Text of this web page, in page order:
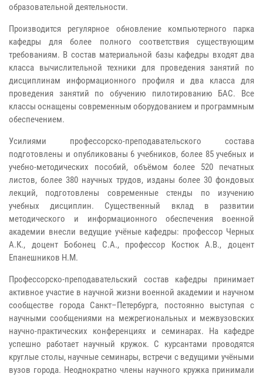
образовательной деятельности.
Производится регулярное обновление компьютерного парка
кафедры для более полного соответствия существующим
требованиям. В состав материальной базы кафедры входят два
класса вычислительной техники для проведения занятий по
дисциплинам информационного профиля и два класса для
проведения занятий по обучению пилотированию БАС. Все
классы оснащены современным оборудованием и программным
обеспечением.
Усилиями профессорско-преподавательского состава
подготовлены и опубликованы 6 учебников, более 85 учебных и
учебно-методических пособий, объёмом более 520 печатных
листов, более 380 научных трудов, изданы более 30 фондовых
лекций, подготовлены современные стенды по изучению
учебных дисциплин. Существенный вклад в развитии
методического и информационного обеспечения военной
академии внесли ведущие учёные кафедры: профессор Черных
А.К., доцент Бобонец С.А., профессор Костюк А.В., доцент
Епанешников Н.М.
Профессорско-преподавательский состав кафедры принимает
активное участие в научной жизни военной академии и научном
сообществе города Санкт–Петербурга, постоянно выступая с
научными сообщениями на межрегиональных и межвузовских
научно-практических конференциях и семинарах. На кафедре
успешно работает научный кружок. С курсантами проводятся
круглые столы, научные семинары, встречи с ведущими учёными
вузов города. Неоднократно члены научного кружка принимали